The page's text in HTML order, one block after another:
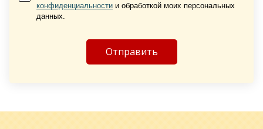
конфиденциальности и обработкой моих персональных
данных.